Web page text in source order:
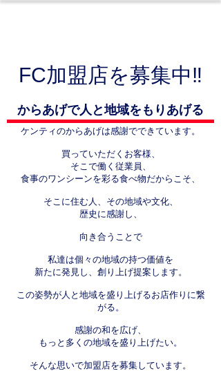
FC加盟店を募集中‼
からあげで人と地域をもりあげる
ケンティのからあげは感謝でできています。
買っていただくお客様、
そこで働く従業員、
食事のワンシーンを彩る食べ物だからこそ、
そこに住む人、 その地域や文化、
歴史に感謝し、
向き合うことで
私達は個々の地域の持つ価値を
新たに発見し、創り上げ提案します。
この姿勢が人と地域を盛り上げるお店作りに繋
がる。
感謝の和を広げ、
もっと多くの地域を盛り上げたい。
そんな思いで加盟店を募集しています。